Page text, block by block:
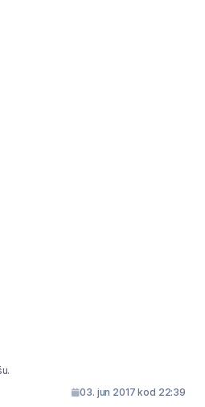
03. jun 2017 kod 22:39